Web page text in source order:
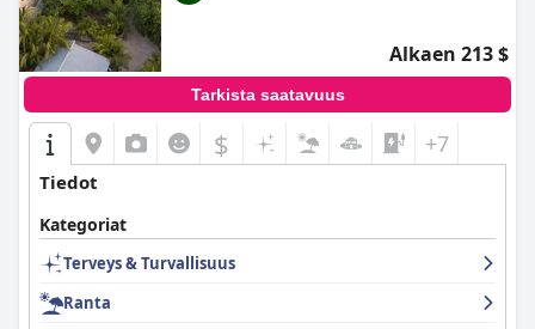
Alkaen 213 $
Tarkista saatavuus
$ +7
Tiedot
Kategoriat
Terveys & Turvallisuus
Ranta